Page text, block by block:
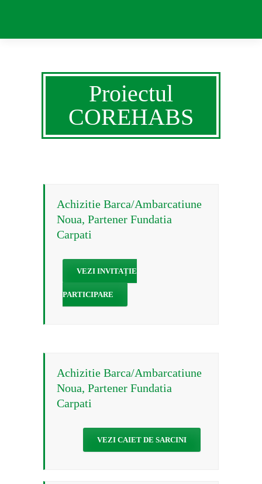
Proiectul
COREHABS
Achizitie Barca/Ambarcatiune
Noua, Partener Fundatia
Carpati
VEZI INVITAȚIE
PARTICIPARE
Achizitie Barca/Ambarcatiune
Noua, Partener Fundatia
Carpati
VEZI CAIET DE SARCINI